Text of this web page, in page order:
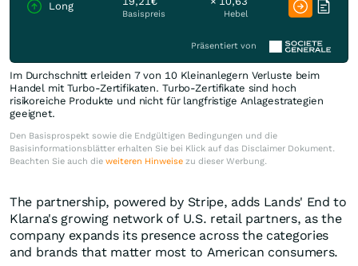
Long
Basispreis Hebel
Präsentiert von
Im Durchschnitt erleiden 7 von 10 Kleinanlegern Verluste beim
Handel mit Turbo-Zertifikaten. Turbo-Zertifikate sind hoch
risikoreiche Produkte und nicht für langfristige Anlagestrategien
geeignet.
Den Basisprospekt sowie die Endgültigen Bedingungen und die
Basisinformationsblätter erhalten Sie bei Klick auf das Disclaimer Dokument.
Beachten Sie auch die weiteren Hinweise zu dieser Werbung.
The partnership, powered by Stripe, adds Lands' End to
Klarna's growing network of U.S. retail partners, as the
company expands its presence across the categories
and brands that matter most to American consumers.